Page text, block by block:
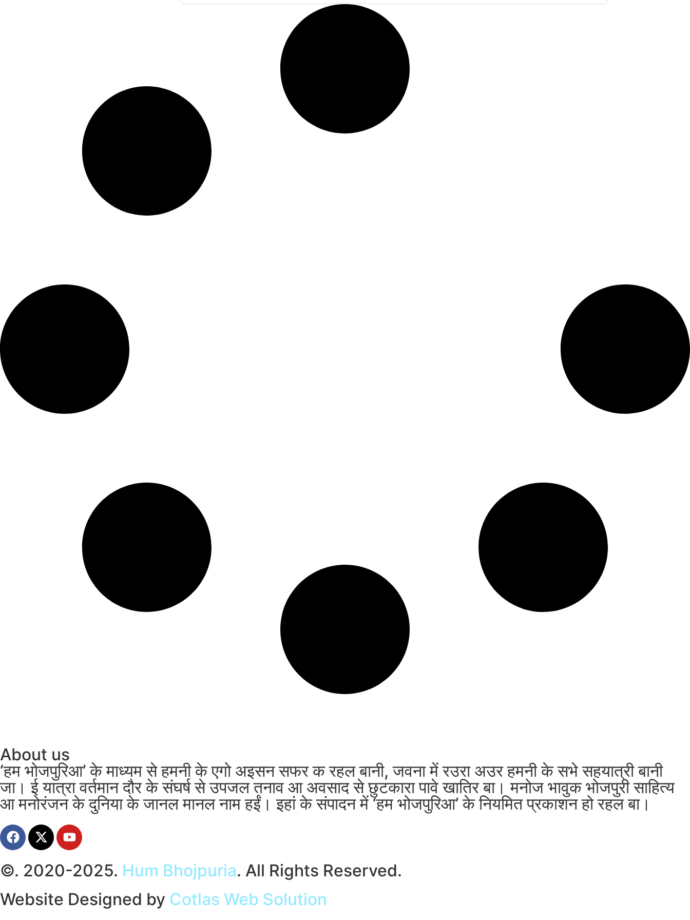
About us
‘हम भोजपुरिआ’ के माध्यम से हमनी के एगो अइसन सफर क रहल बानी, जवना में रउरा अउर हमनी के सभे सहयात्री बानी
जा। ई यात्रा वर्तमान दौर के संघर्ष से उपजल तनाव आ अवसाद से छुटकारा पावे खातिर बा। मनोज भावुक भोजपुरी साहित्य
आ मनोरंजन के दुनिया के जानल मानल नाम हईं। इहां के संपादन में ‘हम भोजपुरिआ’ के नियमित प्रकाशन हो रहल बा।
©. 2020-2025. Hum Bhojpuria. All Rights Reserved.
Website Designed by Cotlas Web Solution